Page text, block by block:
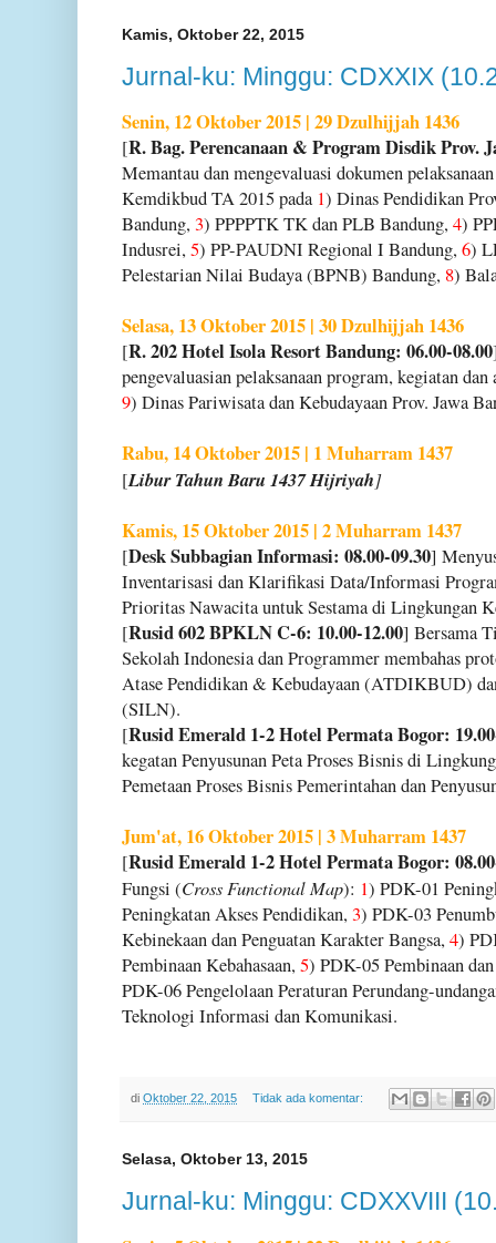
Kamis, Oktober 22, 2015
Jurnal-ku: Minggu: CDXXIX
Senin, 12 Oktober 2015 | 29 Dzulhijjah 1436
[R. Bag. Perencanaan & Program Disdik Prov.
Memantau dan mengevaluasi dokumen
Kemdikbud TA 2015 pada 1) Dinas Pendidikan
Bandung, 3) PPPPTK TK dan PLB Bandung,4)
Indusrei,5) PP-PAUDNI Regional I Bandung,6)
Pelestarian Nilai Budaya (BPNB) Bandung, 8)
Selasa, 13 Oktober 2015 | 30 Dzulhijjah 1436
[R. 202 Hotel Isola Resort Bandung: 06.00-08.00
pengevaluasian pelaksanaan program, kegiatan
9) Dinas Pariwisata dan Kebudayaan Prov. Jawa
Rabu, 14 Oktober 2015 | 1 Muharram 1437
[Libur Tahun Baru 1437 Hijriyah]
Kamis, 15 Oktober 2015 | 2 Muharram 1437
[Desk Subbagian Informasi: 08.00-09.30]
Inventarisasi dan Klarifikasi Data/Informasi
Prioritas Nawacita untuk Sestama di Lingkungan
[Rusid 602 BPKLN C-6: 10.00-12.00] Bersama
Sekolah Indonesia dan Programmer membahas
Atase Pendidikan & Kebudayaan (ATDIKBUD)
(SILN).
[Rusid Emerald 1-2 Hotel Permata Bogor:
kegatan Penyusunan Peta Proses Bisnis di
Pemetaan Proses Bisnis Pemerintahan dan
Jum'at, 16 Oktober 2015 | 3 Muharram 1437
[Rusid Emerald 1-2 Hotel Permata Bogor:
Fungsi (Cross Functional Map): 1) PDK-01
Peningkatan Akses Pendidikan, 3) PDK-03
Kebinekaan dan Penguatan Karakter Bangsa,4)
Pembinaan Kebahasaan,5) PDK-05 Pembinaan
PDK-06 Pengelolaan Peraturan Perundang-
Teknologi Informasi dan Komunikasi.
di Oktober 22, 2015 Tidak ada komentar:
Selasa, Oktober 13, 2015
Jurnal-ku: Minggu: CDXXVIII